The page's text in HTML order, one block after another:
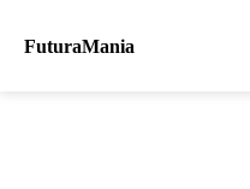
FuturaMania